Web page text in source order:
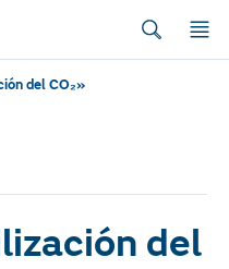
del CO₂»
del